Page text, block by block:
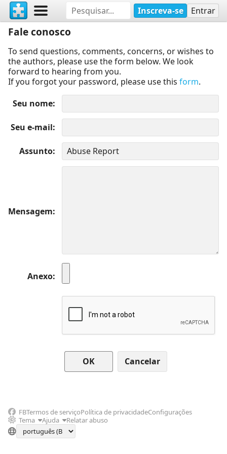
Inscreva-se Entrar
Fale conosco
To send questions, comments, concerns, or wishes to
the authors, please use the form below. We look
forward to hearing from you.
If you forgot your password, please use this form.
Seu nome
Seu e-mail
Assunto
Mensagem
Anexo
Cancelar
FBTermos de serviçoPolítica de privacidadeConfigurações
Tema
Ajuda Relatar abuso